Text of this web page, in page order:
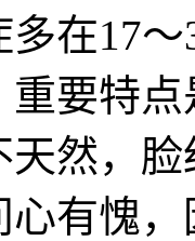
17～
要特
天然，
有愧